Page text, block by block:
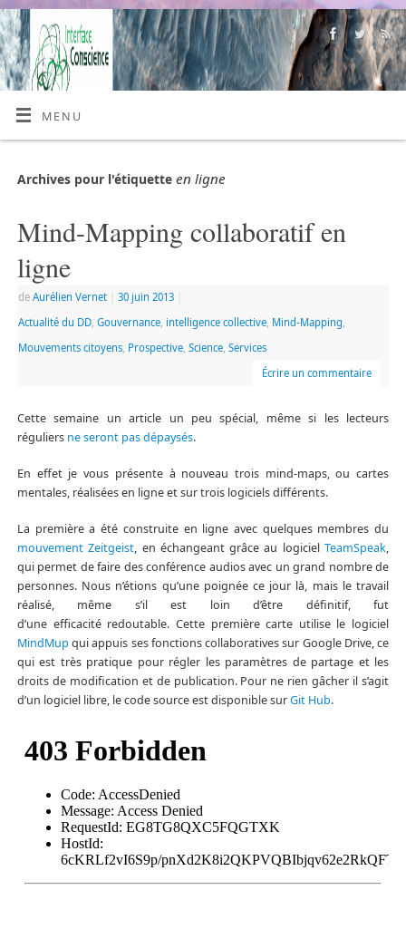
MENU
Archives pour l'étiquette en ligne
Mind-Mapping collaboratif en
ligne
de Aurélien Vernet 30 juin 2013
Actualité du DD, Gouvernance, intelligence collective, Mind-Mapping
Mouvements citoyens, Prospective, Science, Services
Écrire un commentaire
Cette semaine un article un peu spécial, même si les lecteurs
réguliers ne seront pas dépaysés.
En effet je vous présente à nouveau trois mind-maps, ou cartes
mentales, réalisées en ligne et sur trois logiciels différents.
La première a été construite en ligne avec quelques membres du
mouvement Zeitgeist, en échangeant grâce au logicielTeamSpeak,
qui permet de faire des conférence audios avec un grand nombre de
personnes. Nous n’étions qu’une poignée ce jour là, mais le travail
réalisé, même s’il est loin d’être définitif, fut
d’une efficacité redoutable. Cette première carte utilise le logiciel
MindMup qui appuis ses fonctions collaboratives sur Google Drive, ce
qui est très pratique pour régler les paramètres de partage et les
droits de modification et de publication. Pour ne rien gâcher il s’agit
d’un logiciel libre, le code source est disponible surGit Hub.